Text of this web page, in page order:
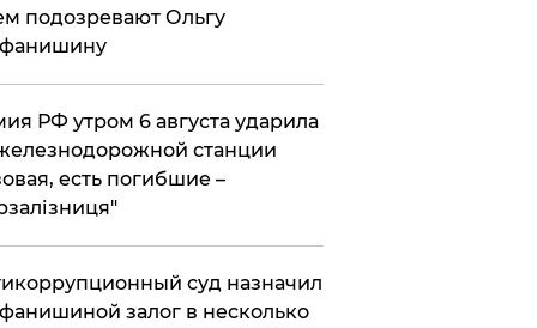
подозревают Ольгу
РФ утром 6 августа ударила
станции
есть погибшие –
суд назначил
залог в несколько